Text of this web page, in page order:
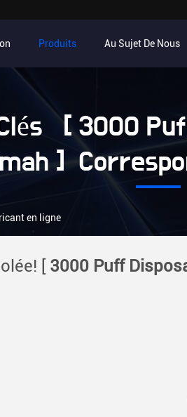
Produits Au Sujet De Nous
[ 3000
]
en ligne
[ 3000 Puff